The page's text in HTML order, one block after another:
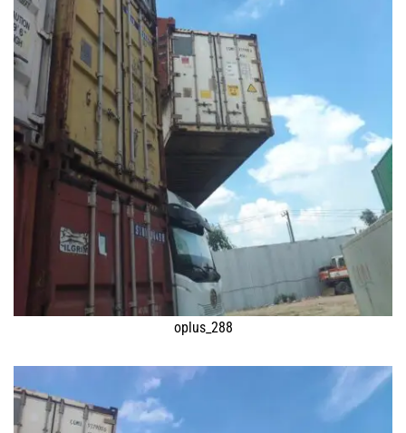
oplus_288